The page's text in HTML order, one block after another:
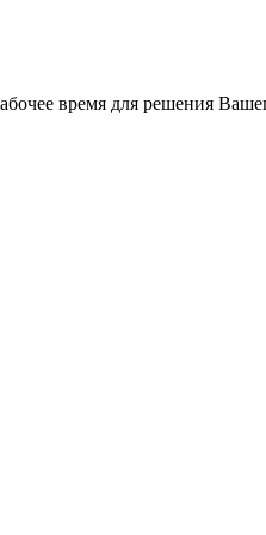
время для решения